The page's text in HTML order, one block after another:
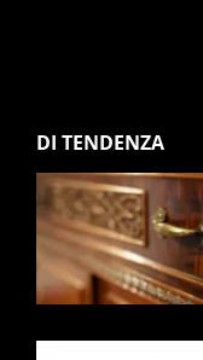
DI TENDENZA